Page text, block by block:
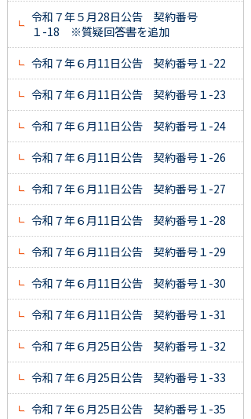
令和７年５月28日公告 契約番号
１-18 ※質疑回答書を追加
令和７年６月11日公告 契約番号１-22
令和７年６月11日公告 契約番号１-23
令和７年６月11日公告 契約番号１-24
令和７年６月11日公告 契約番号１-26
令和７年６月11日公告 契約番号１-27
令和７年６月11日公告 契約番号１-28
令和７年６月11日公告 契約番号１-29
令和７年６月11日公告 契約番号１-30
令和７年６月11日公告 契約番号１-31
令和７年６月25日公告 契約番号１-32
令和７年６月25日公告 契約番号１-33
令和７年６月25日公告 契約番号１-35